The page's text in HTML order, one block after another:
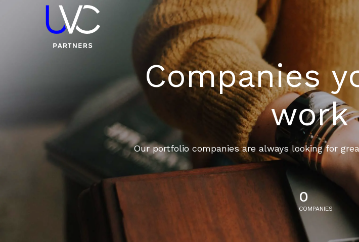
Companies
work
Our portfolio companies are always looking for
0
COMPANIES